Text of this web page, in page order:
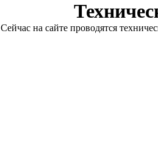
Сейчас на сайте проводятся